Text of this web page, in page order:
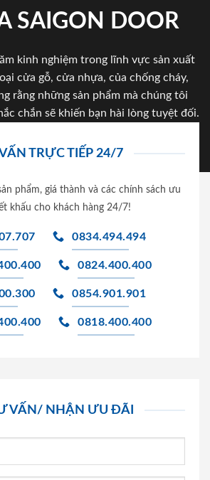
SAIGON DOOR
kinh nghiệm trong lĩnh vực sản xuất
cửa gỗ, cửa nhựa, của chống cháy,
rằng những sản phẩm mà chúng tôi
chắn sẽ khiến bạn hài lòng tuyệt đối.
TRỰC TIẾP 24/7
phẩm, giá thành và các chính sách ưu
khấu cho khách hàng 24/7!
0834.494.494
0824.400.400
0854.901.901
0818.400.400
VẤN/ NHẬN ƯU ĐÃI